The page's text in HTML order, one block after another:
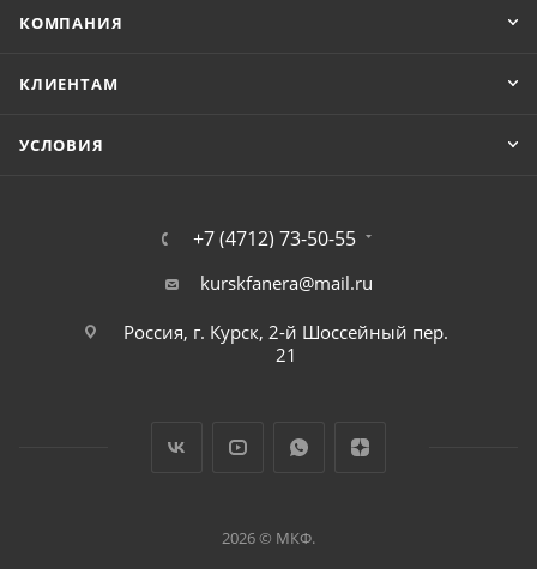
КОМПАНИЯ
КЛИЕНТАМ
УСЛОВИЯ
+7 (4712) 73-50-55
kurskfanera@mail.ru
Россия, г. Курск, 2-й Шоссейный пер.
21
2026 © МКФ.